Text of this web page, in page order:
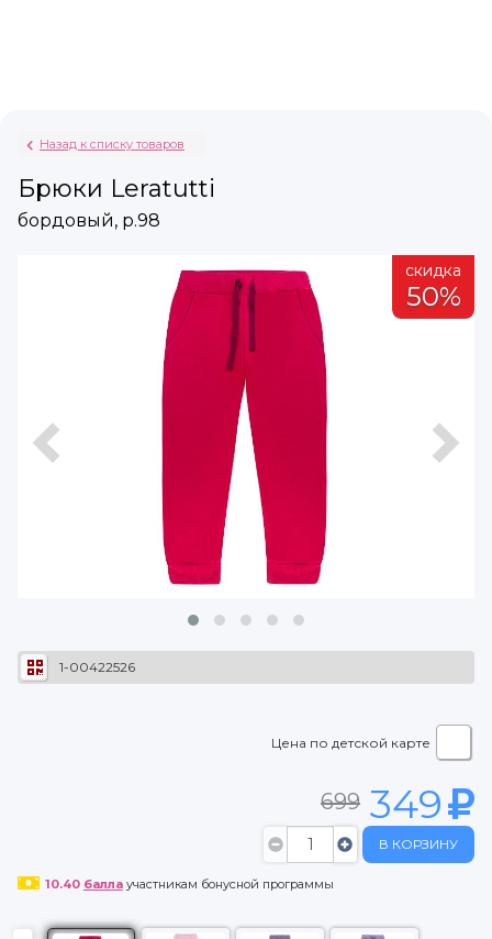
Назад к списку товаров
Брюки Leratutti
бордовый, р.98
скидка
50%
1-00422526
Цена по детской карте
699 349
В КОРЗИНУ
10.40 баллаучастникам бонусной программы